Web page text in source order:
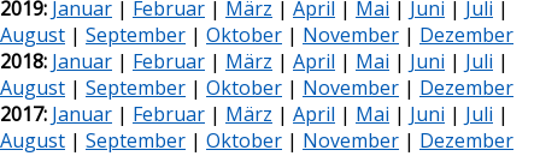
2019: Januar | Februar | März | April | Mai | Juni | Juli |
August | September | Oktober | November | Dezember
2018: Januar | Februar | März | April | Mai | Juni | Juli |
August | September | Oktober | November | Dezember
2017: Januar | Februar | März | April | Mai | Juni | Juli |
August | September | Oktober | November | Dezember